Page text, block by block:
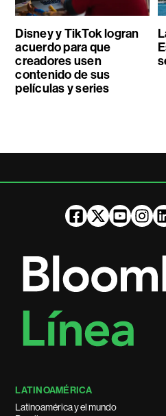
Disney y TikTok logran
acuerdo para que
creadores usen
contenido de sus
películas y series
LATINOAMÉRICA
Latinoamérica y el mundo